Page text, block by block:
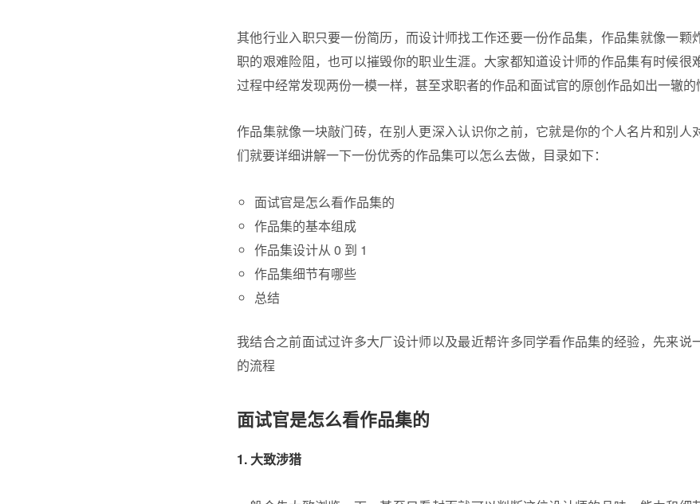
其他行业入职只要一份简历，而设计师找工作还要一份作品集，作品集就像一颗
职的艰难险阻，也可以摧毁你的职业生涯。大家都知道设计师的作品集有时候很
过程中经常发现两份一模一样，甚至求职者的作品和面试官的原创作品如出一辙的
作品集就像一块敲门砖，在别人更深入认识你之前，它就是你的个人名片和别人
们就要详细讲解一下一份优秀的作品集可以怎么去做，目录如下：
面试官是怎么看作品集的
作品集的基本组成
作品集设计从 0 到 1
作品集细节有哪些
总结
我结合之前面试过许多大厂设计师以及最近帮许多同学看作品集的经验，先来说
的流程
面试官是怎么看作品集的
1. 大致涉猎